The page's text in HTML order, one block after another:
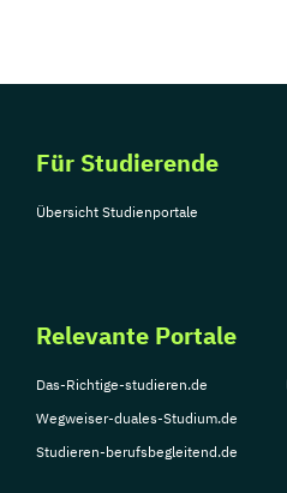
Für Studierende
Übersicht Studienportale
Relevante Portale
Das-Richtige-studieren.de
Wegweiser-duales-Studium.de
Studieren-berufsbegleitend.de